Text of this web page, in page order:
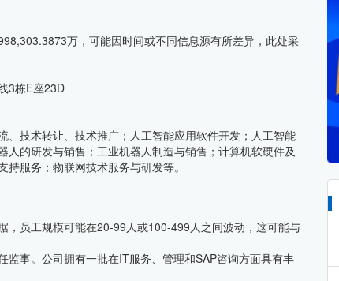
万，可能因时间或不同信息源有所差异，此处采
3栋E座23D
、技术转让、技术推广；人工智能应用软件开发；人工智能
的研发与销售；工业机器人制造与销售；计算机软硬件及
服务；物联网技术服务与研发等。
，员工规模可能在20-99人或100-499人之间波动，这可能与
监事。公司拥有一批在IT服务、管理和SAP咨询方面具有丰